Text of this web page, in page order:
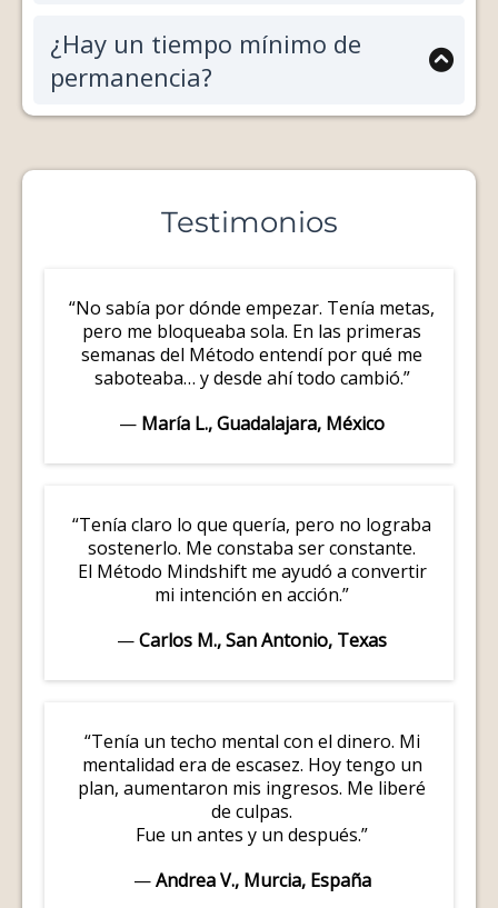
USD recibiendo dos meses gratis.
Puedes realizar el pago con tarjeta. Los detalles
completos se comparten una vez que completes
tu formulario de aplicación.
¿Hay un tiempo mínimo de
permanencia?
menos 3 meses para consolidar los resultados y
Testimonios
“No sabía por dónde empezar. Tenía metas,
pero me bloqueaba sola. En las primeras
semanas del Método entendí por qué me
saboteaba… y desde ahí todo cambió.”
— María L., Guadalajara, México
“Tenía claro lo que quería, pero no lograba
sostenerlo. Me constaba ser constante.
El Método Mindshift me ayudó a convertir
mi intención en acción.”
—Carlos M., San Antonio, Texas
“Tenía un techo mental con el dinero. Mi
mentalidad era de escasez. Hoy tengo un
plan, aumentaron mis ingresos. Me liberé
de culpas.
Fue un antes y un después.”
—Andrea V., Murcia, España